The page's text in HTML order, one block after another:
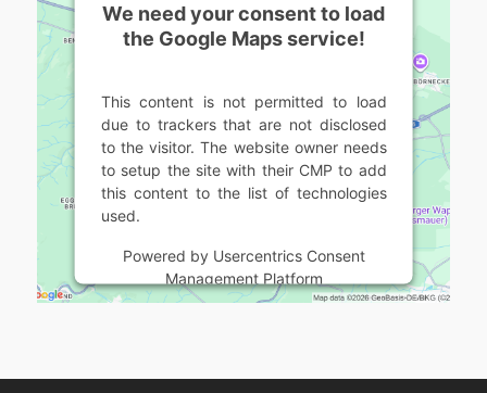
We need your consent to load
the Google Maps service!
This content is not permitted to load
due to trackers that are not disclosed
to the visitor. The website owner needs
to setup the site with their CMP to add
this content to the list of technologies
used.
Powered by Usercentrics Consent
Management Platform